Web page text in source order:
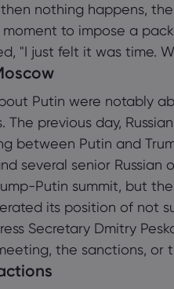
nothing happens,
to impose a
"I just felt it was time.
Putin were notably
The previous day,
between Putin and
several senior
Putin summit, but
its position of not
Secretary Dmitry
the sanctions, or